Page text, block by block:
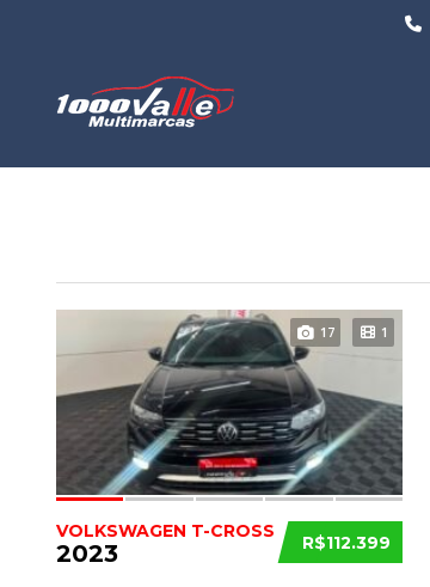
17 1
R$112.399
VOLKSWAGEN T-CROSS
2023